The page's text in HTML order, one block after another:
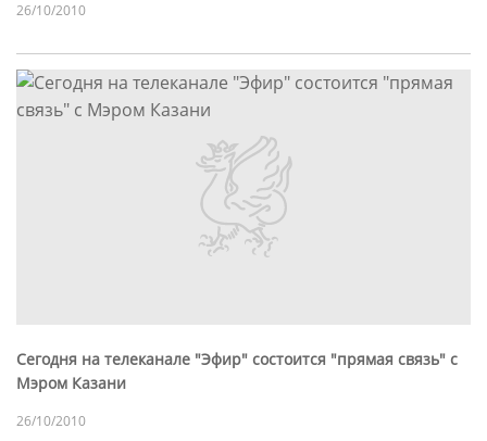
26/10/2010
Сегодня на телеканале "Эфир" состоится "прямая связь" с
Мэром Казани
26/10/2010